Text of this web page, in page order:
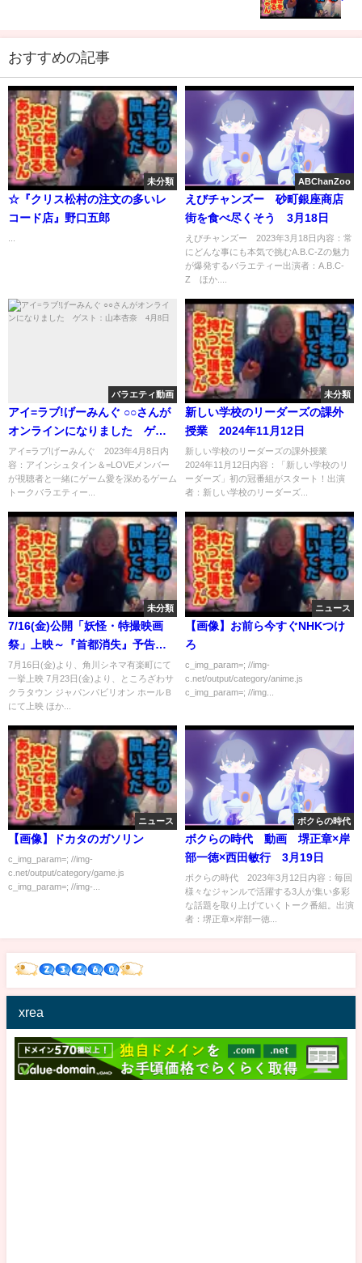
おすすめの記事
未分類
☆『クリス松村の注文の多いレ
コード店』野口五郎
ABChanZoo
えびチャンズー 砂町銀座商店
街を食べ尽くそう 3月18日
えびチャンズー 2023年3月18日内容：常
にどんな事にも本気で挑むA.B.C-Zの魅力
が爆発するバラエティー出演者：A.B.C-
Z ほか....
バラエティ動画
アイ=ラブ!げーみんぐ ○○さんが
オンラインになりました ゲス
ト：山本杏奈 4月8日
アイ=ラブ!げーみんぐ 2023年4月8日内
容：アインシュタイン＆=LOVEメンバー
が視聴者と一緒にゲーム愛を深めるゲーム
トークバラエティー...
未分類
新しい学校のリーダーズの課外
授業 2024年11月12日
新しい学校のリーダーズの課外授業
2024年11月12日内容：「新しい学校のリ
ーダーズ」初の冠番組がスタート！出演
者：新しい学校のリーダーズ...
未分類
7/16(金)公開「妖怪・特撮映画
祭」上映～『首都消失』予告篇
～
7月16日(金)より、角川シネマ有楽町にて
一挙上映 7月23日(金)より、ところざわサ
クラタウン ジャパンパビリオン ホールＢ
にて上映 ほか...
ニュース
【画像】お前ら今すぐNHKつけ
ろ
c_img_param=; //img-
c.net/output/category/anime.js
c_img_param=; //img...
ニュース
【画像】ドカタのガソリン
c_img_param=; //img-
c.net/output/category/game.js
c_img_param=; //img-...
ボクらの時代
ボクらの時代 動画 堺正章×岸
部一徳×西田敏行 3月19日
ボクらの時代 2023年3月12日内容：毎回
様々なジャンルで活躍する3人が集い多彩
な話題を取り上げていくトーク番組。出演
者：堺正章×岸部一徳...
xrea